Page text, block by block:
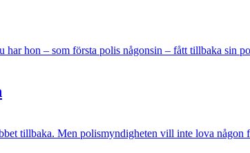
hon – som första polis någonsin – fått tillbaka sin
tillbaka. Men polismyndigheten vill inte lova